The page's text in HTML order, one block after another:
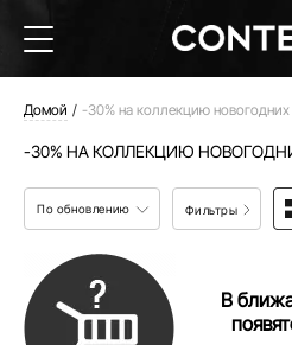
Домой -30% на коллекцию новогодних
-30% НА КОЛЛЕКЦИЮ
По обновлению Фильтры
В